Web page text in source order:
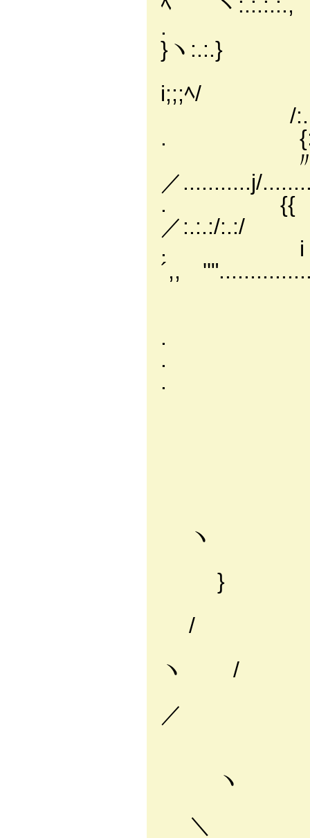
. ／:.:.
}ヽ:.:.}
i;;;ﾍ/
/:.:.〃
. {:.:/ { /. /
〃. i
／...........j/
. {{ ヽ
／:.:.:/:.:/
. i ＜
´,,
. ,, ＜
. ヾ//＞、
. ｀ヽ///
ヽ
}
/
ヽ /
／
ヽ
＼